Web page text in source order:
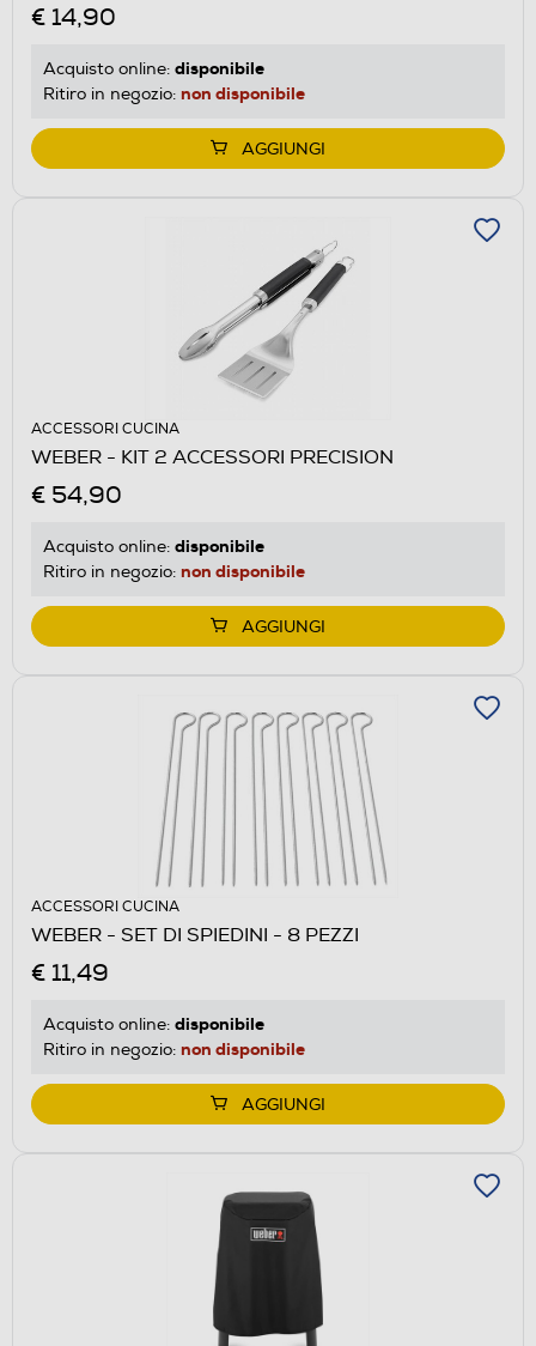
€ 14,90
Acquisto online: disponibile
Ritiro in negozio: non disponibile
AGGIUNGI
ACCESSORI CUCINA
WEBER - KIT 2 ACCESSORI PRECISION
€ 54,90
Acquisto online: disponibile
Ritiro in negozio: non disponibile
AGGIUNGI
ACCESSORI CUCINA
WEBER - SET DI SPIEDINI - 8 PEZZI
€ 11,49
Acquisto online: disponibile
Ritiro in negozio: non disponibile
AGGIUNGI